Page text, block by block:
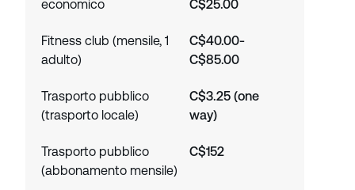
economico C$25.00
Fitness club (mensile, 1
adulto)
C$40.00-
C$85.00
Trasporto pubblico
(trasporto locale)
C$3.25 (one
way)
Trasporto pubblico
(abbonamento mensile)
C$152